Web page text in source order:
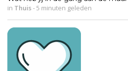
in Thuis-5 minuten geleden